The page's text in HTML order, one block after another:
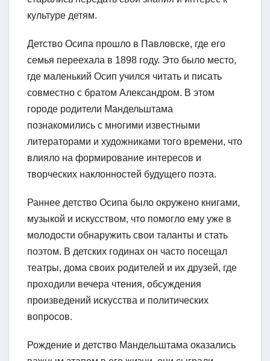
культуре детям.
Детство Осипа прошло в Павловске, где его
семья переехала в 1898 году. Это было место,
где маленький Осип учился читать и писать
совместно с братом Александром. В этом
городе родители Мандельштама
познакомились с многими известными
литераторами и художниками того времени, что
влияло на формирование интересов и
творческих наклонностей будущего поэта.
Раннее детство Осипа было окружено книгами,
музыкой и искусством, что помогло ему уже в
молодости обнаружить свои таланты и стать
поэтом. В детских годинах он часто посещал
театры, дома своих родителей и их друзей, где
проходили вечера чтения, обсуждения
произведений искусства и политических
вопросов.
Рождение и детство Мандельштама оказались